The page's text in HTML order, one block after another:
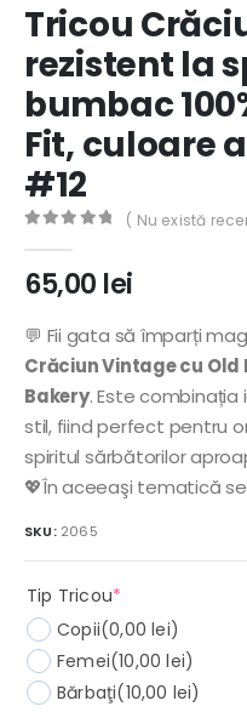
Tricou
rezistent la
bumbac
Fit, culoare
#12
( Nu există
65,00 lei
💬 Fii gata să împarți
Crăciun Vintage cu
Bakery. Este
stil, fiind perfect pentru
spiritul sărbătorilor
💖În aceeaşi tematică
SKU: 2065
Tip Tricou*
Copii(0,00 lei)
Femei(10,00 lei)
Bărbaţi(10,00 lei)